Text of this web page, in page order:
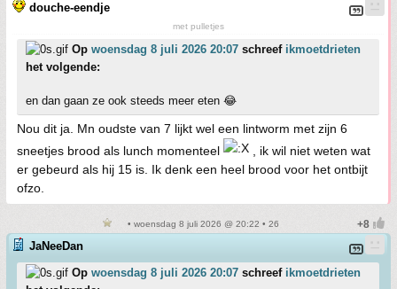
douche-eendje
met pulletjes
Op woensdag 8 juli 2026 20:07 schreef ikmoetdrieten
het volgende:
en dan gaan ze ook steeds meer eten 😂
Nou dit ja. Mn oudste van 7 lijkt wel een lintworm met zijn 6
sneetjes brood als lunch momenteel
, ik wil niet weten wat
er gebeurd als hij 15 is. Ik denk een heel brood voor het ontbijt
ofzo.
• woensdag 8 juli 2026 @ 20:22 • 26
JaNeeDan
Op woensdag 8 juli 2026 20:07 schreef ikmoetdrieten